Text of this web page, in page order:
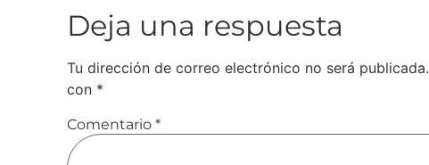
Deja una respuesta
Tu dirección de correo electrónico no será publicada.
con *
Comentario *